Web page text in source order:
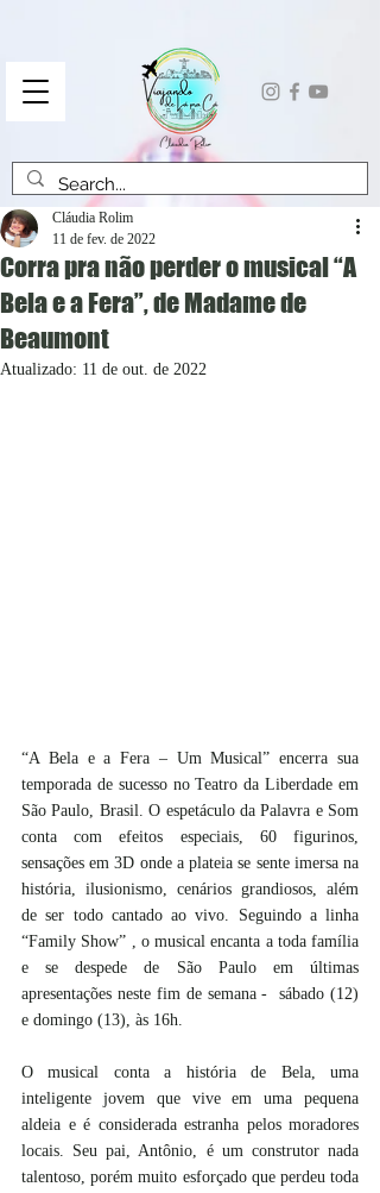
Corra pra não perder o musical “A
Bela e a Fera”, de Madame de
Beaumont
Cláudia Rolim
11 de fev. de 2022
Atualizado: 11 de out. de 2022
“A Bela e a Fera – Um Musical” encerra sua
temporada de sucesso no Teatro da Liberdade em
São Paulo, Brasil. O espetáculo da Palavra e Som
conta com efeitos especiais, 60 figurinos,
sensações em 3D onde a plateia se sente imersa na
história, ilusionismo, cenários grandiosos, além
de ser todo cantado ao vivo. Seguindo a linha
“Family Show” , o musical encanta a toda família
e se despede de São Paulo em últimas
apresentações neste fim de semana -  sábado (12)
e domingo (13), às 16h.
O musical conta a história de Bela, uma
inteligente jovem que vive em uma pequena
aldeia e é considerada estranha pelos moradores
locais. Seu pai, Antônio, é um construtor nada
talentoso, porém muito esforçado que perdeu toda